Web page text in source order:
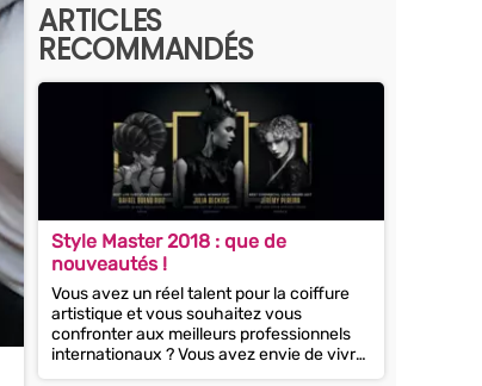
ARTICLES
RECOMMANDÉS
Style Master 2018 : que de
nouveautés !
Vous avez un réel talent pour la coiffure
artistique et vous souhaitez vous
confronter aux meilleurs professionnels
internationaux ? Vous avez envie de vivre
une expérience hors...